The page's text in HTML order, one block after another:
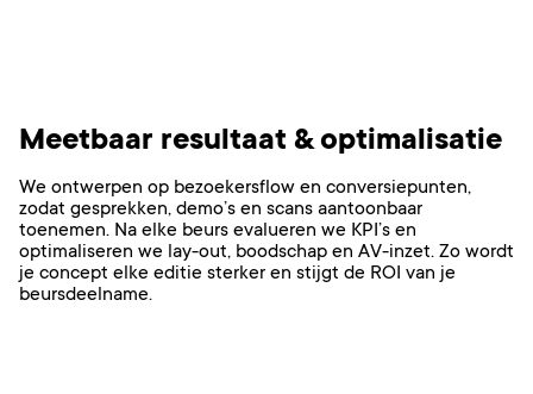
Meetbaar resultaat & optimalisatie
We ontwerpen op bezoekersflow en conversiepunten,
zodat gesprekken, demo’s en scans aantoonbaar
toenemen. Na elke beurs evalueren we KPI’s en
optimaliseren we lay-out, boodschap en AV-inzet. Zo wordt
je concept elke editie sterker en stijgt de ROI van je
beursdeelname.